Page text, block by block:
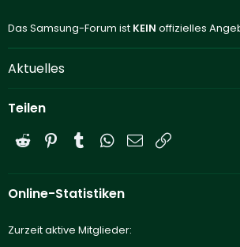
Das Samsung-Forum ist KEIN offizielles
Aktuelles
Teilen
Reddit PinterestTumblrWhatsApp
E-Mail
Online-Statistiken
Zurzeit aktive Mitglieder